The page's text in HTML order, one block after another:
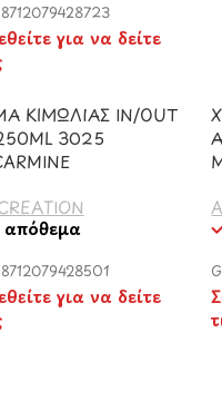
για να δείτε
ΚΙΜΩΛΙΑΣ IN/OUT
3025
απόθεμα
για να δείτε